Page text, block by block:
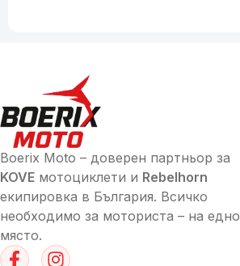
Boerix Moto – доверен партньор за
KOVE мотоциклети и Rebelhorn
екипировка в България. Всичко
необходимо за моториста – на едно
място.